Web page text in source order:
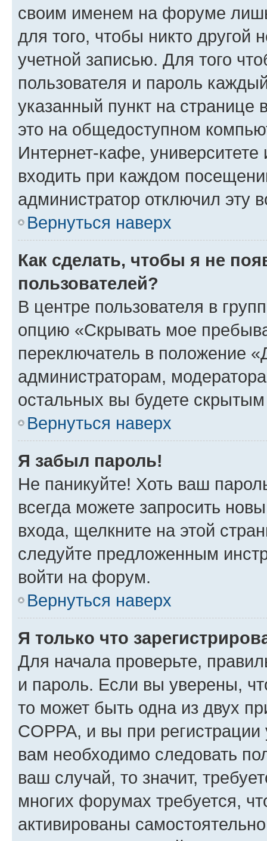
своим именем на форуме
для того, чтобы никто другой
учетной записью. Для того
пользователя и пароль
указанный пункт на
это на общедоступном
Интернет-кафе, университете
входить при каждом
администратор отключил эту
Вернуться наверх
Как сделать, чтобы я не
пользователей?
В центре пользователя в
опцию «Скрывать мое
переключатель в положение
администраторам,
остальных вы будете
Вернуться наверх
Я забыл пароль!
Не паникуйте! Хоть ваш
всегда можете запросить
входа, щелкните на этой
следуйте предложенным
войти на форум.
Вернуться наверх
Я только что
Для начала проверьте,
и пароль. Если вы уверены,
то может быть одна из двух
COPPA, и вы при
вам необходимо следовать
ваш случай, то значит,
многих форумах требуется,
активированы